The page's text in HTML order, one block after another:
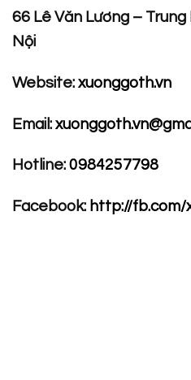
66 Lê Văn Lương – Trung
Nội
Website: xuonggoth.vn
Email:
Hotline: 0984257798
Facebook: http://fb.com/